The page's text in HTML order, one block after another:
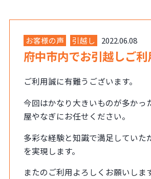
お客様の声 引越し 2022.06.08
府中市内でお引越しご
ご利用誠に有難うございます。
今回はかなり大きいものが多かっ
屋やなぎにお任せください。
多彩な経験と知識で満足していた
を実現します。
またのご利用よろしくお願いします